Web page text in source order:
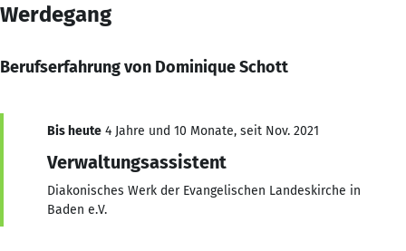
Werdegang
Berufserfahrung von Dominique Schott
Bis heute 4 Jahre und 10 Monate, seit Nov. 2021
Verwaltungsassistent
Diakonisches Werk der Evangelischen Landeskirche in
Baden e.V.